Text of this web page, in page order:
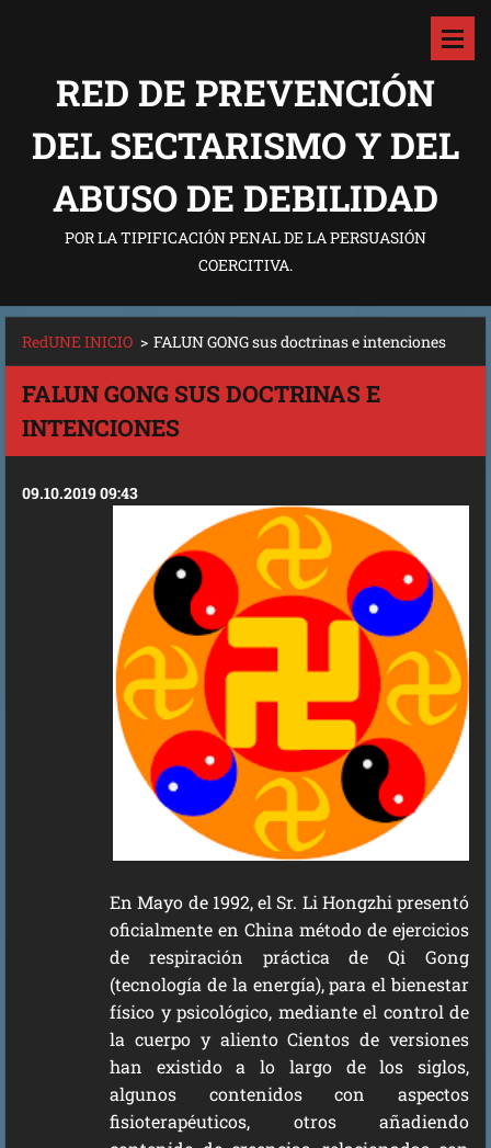
RED DE PREVENCIÓN
DEL SECTARISMO Y DEL
ABUSO DE DEBILIDAD
POR LA TIPIFICACIÓN PENAL DE LA PERSUASIÓN
COERCITIVA.
RedUNE INICIO > FALUN GONG sus doctrinas e intenciones
FALUN GONG SUS DOCTRINAS E
INTENCIONES
09.10.2019 09:43
En Mayo de 1992, el Sr. Li Hongzhi presentó
oficialmente en China método de ejercicios
de respiración práctica de Qi Gong
(tecnología de la energía), para el bienestar
físico y psicológico, mediante el control de
la cuerpo y aliento Cientos de versiones
han existido a lo largo de los siglos,
algunos contenidos con aspectos
fisioterapéuticos, otros añadiendo